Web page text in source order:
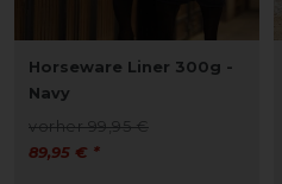
Horseware Liner 300g -
Navy
vorher 99,95 €
89,95 € *